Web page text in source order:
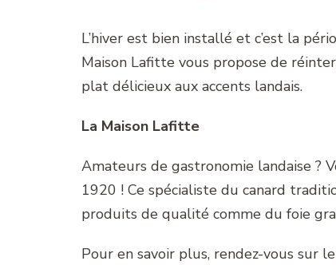
L’hiver est bien installé et c’est la
Maison Lafitte vous propose de
plat délicieux aux accents landais.
La Maison Lafitte
Amateurs de gastronomie landaise ?
1920 ! Ce spécialiste du canard
produits de qualité comme du foie
Pour en savoir plus, rendez-vous sur le